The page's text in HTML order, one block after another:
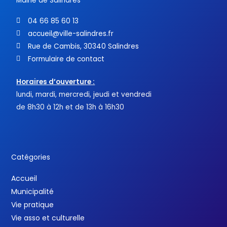
04 66 85 60 13
accueil@ville-salindres.fr
Rue de Cambis, 30340 Salindres
Formulaire de contact
Horaires d’ouverture :
lundi, mardi, mercredi, jeudi et vendredi
de 8h30 à 12h et de 13h à 16h30
Catégories
Accueil
Municipalité
Vie pratique
Vie asso et culturelle